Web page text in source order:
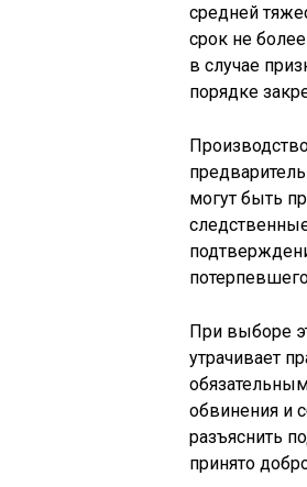
средней
срок не
в случае
порядке
могут быть
При выборе
утрачивает
обвинения и
разъяснить
принято